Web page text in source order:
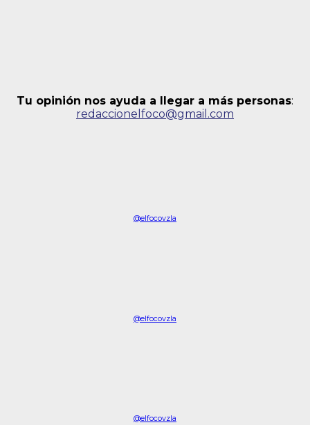
Tu opinión nos ayuda a llegar a más personas:
redaccionelfoco@gmail.com
@elfocovzla
@elfocovzla
@elfocovzla